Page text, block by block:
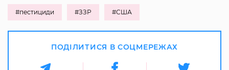
#пестициди #ЗЗР #США
ПОДІЛИТИСЯ В СОЦМЕРЕЖАХ